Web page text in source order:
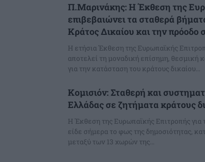
Π.Μαρινάκης: Η Έκθεση της
επιβεβαιώνει τα σταθερά
Κράτος Δικαίου και την
Η ετήσια Έκθεση της Ευρωπαϊκής
αποτελεί τη μοναδική επίσημη, θεσμική
για την κατάσταση του κράτους δικαίου...
Κομισιόν: Σταθερή και
Ελλάδας σε ζητήματα κράτους
Η Έκθεση της Ευρωπαϊκής Επιτροπής για
είδε σήμερα το φως της δημοσιότητας,
μεταξύ των 13 χωρών της...